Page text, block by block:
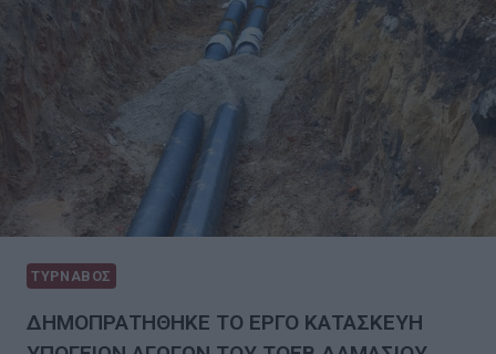
ΤΥΡΝΑΒΟΣ
ΔΗΜΟΠΡΑΤΗΘΗΚΕ ΤΟ ΕΡΓΟ ΚΑΤΑΣΚΕΥΗ